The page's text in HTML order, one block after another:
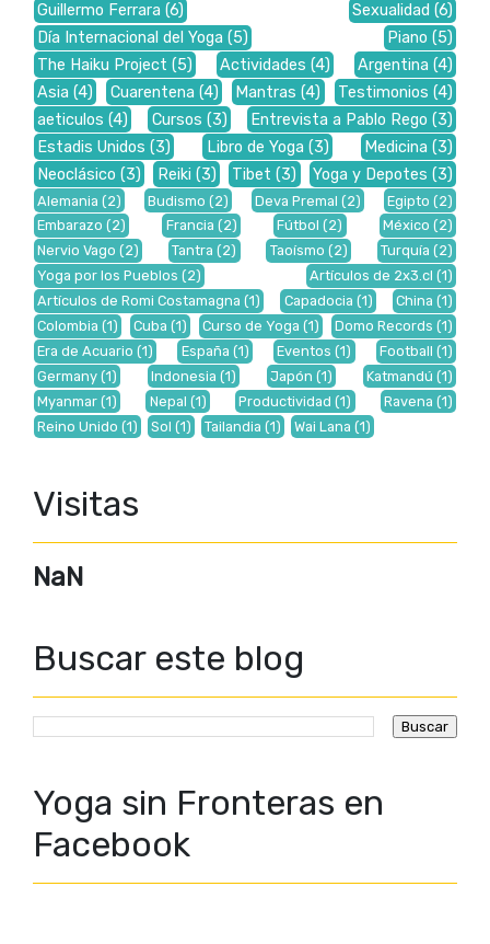
Guillermo Ferrara (6) Sexualidad (6)
Día Internacional del Yoga (5) Piano (5)
The Haiku Project (5) Actividades (4) Argentina (4)
Asia (4) Cuarentena (4) Mantras (4) Testimonios (4)
aeticulos (4) Cursos (3) Entrevista a Pablo Rego (3)
Estadis Unidos (3) Libro de Yoga (3) Medicina (3)
Neoclásico (3) Reiki (3) Tibet (3) Yoga y Depotes (3)
Alemania (2) Budismo (2) Deva Premal (2) Egipto (2)
Embarazo (2) Francia (2) Fútbol (2) México (2)
Nervio Vago (2) Tantra (2) Taoísmo (2) Turquía (2)
Yoga por los Pueblos (2) Artículos de 2x3.cl (1)
Artículos de Romi Costamagna (1) Capadocia (1) China (1)
Colombia (1) Cuba (1) Curso de Yoga (1) Domo Records (1)
Era de Acuario (1) España (1) Eventos (1) Football (1)
Germany (1) Indonesia (1) Japón (1) Katmandú (1)
Myanmar (1) Nepal (1) Productividad (1) Ravena (1)
Reino Unido (1) Sol (1) Tailandia (1) Wai Lana (1)
Visitas
NaN
Buscar este blog
Yoga sin Fronteras en
Facebook